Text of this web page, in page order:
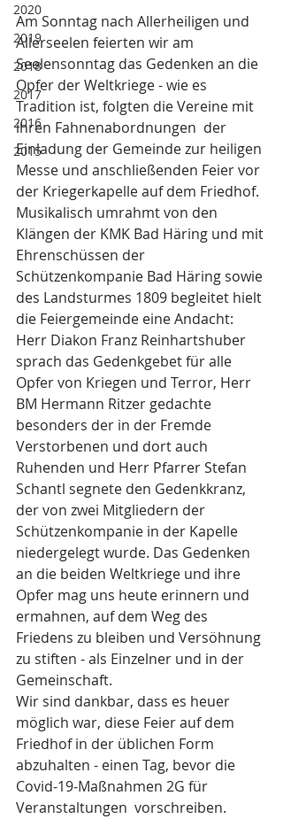
2020
2019
2018
2017
2016
2015
Am Sonntag nach Allerheiligen und
Allerseelen feierten wir am
Seelensonntag das Gedenken an die
Opfer der Weltkriege - wie es
Tradition ist, folgten die Vereine mit
ihren Fahnenabordnungen  der
Einladung der Gemeinde zur heiligen
Messe und anschließenden Feier vor
der Kriegerkapelle auf dem Friedhof.
Musikalisch umrahmt von den
Klängen der KMK Bad Häring und mit
Ehrenschüssen der
Schützenkompanie Bad Häring sowie
des Landsturmes 1809 begleitet hielt
die Feiergemeinde eine Andacht:
Herr Diakon Franz Reinhartshuber
sprach das Gedenkgebet für alle
Opfer von Kriegen und Terror, Herr
BM Hermann Ritzer gedachte
besonders der in der Fremde
Verstorbenen und dort auch
Ruhenden und Herr Pfarrer Stefan
Schantl segnete den Gedenkkranz,
der von zwei Mitgliedern der
Schützenkompanie in der Kapelle
niedergelegt wurde. Das Gedenken
an die beiden Weltkriege und ihre
Opfer mag uns heute erinnern und
ermahnen, auf dem Weg des
Friedens zu bleiben und Versöhnung
zu stiften - als Einzelner und in der
Gemeinschaft.
Wir sind dankbar, dass es heuer
möglich war, diese Feier auf dem
Friedhof in der üblichen Form
abzuhalten - einen Tag, bevor die
Covid-19-Maßnahmen 2G für
Veranstaltungen  vorschreiben.